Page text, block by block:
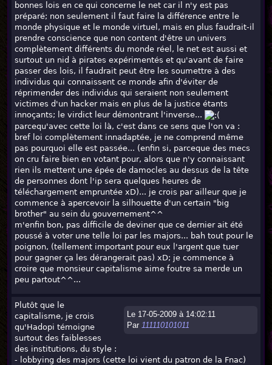
bonnes lois en ce qui concerne le net car il n'y est pas
préparé; non seulement il faut faire la différence entre le
monde physique et le monde virtuel, mais en plus faudrait-il
prendre conscience que non content d'être un univers
complètement différents du monde réel, le net est aussi et
surtout un nid à pirates expérimentés et qu'avant de faire
passer des lois, il faudrait peut être les soumettre à des
individus qui connaissent ce monde afin d'éviter de
réprimender des individus qui seraient non seulement
victimes d'un hacker mais en plus de la justice étants
innoçants; le virdict leur démontrant l'inverse...
parcequ'avec cette loi là, c'est dans ce sens que l'on va :
bref loi complètement innadaptée, je ne comprend même
pas pourquoi elle est passée... (enfin si, parceque des mecs
on cru faire bien en votant pour, alors que n'y connaissant
rien ils mettent une épée de damocles au dessus de la tête
de personnes dont l'ip sera quelques heures de
téléchargement empruntée xD)... je crois par ailleur que je
commence à apercevoir la silhouette d'un certain "big
brother" au sein du gouvernement^^
m'enfin bon, pas difficile de deviner que ce dernier ait été
poussé à voter une telle loi par les majors... bah tout pour le
poignon, (tellement important pour eux l'argent que tuer
pour gagner ça les dérangerait pas) xD; je commence à
croire que monsieur capitalisme aime foutre sa merde un
peu partout^^...
Le 17-05-2009 à 14:02:11
Par 111110101011
Plutôt que le
capitalisme, je crois
qu'Hadopi témoigne
surtout des faiblesses
des institutions, du style :
- lobbying des majors (cette loi vient du patron de la Fnac)